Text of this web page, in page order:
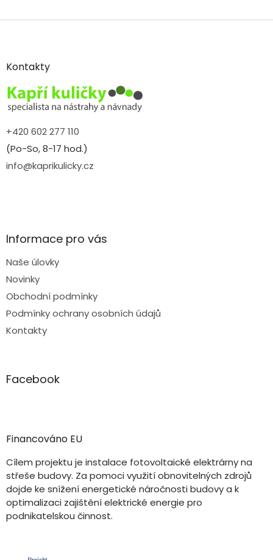
Z
aKontakty
+420 602 277 110
(Po-So, 8-17 hod.)
info@kaprikulicky.cz
Informace pro vás
Naše úlovky
Novinky
Obchodní podmínky
Podmínky ochrany osobních údajů
Kontakty
Facebook
Financováno EU
Cílem projektu je instalace fotovoltaické elektrárny na
střeše budovy. Za pomoci využití obnovitelných zdrojů
dojde ke snížení energetické náročnosti budovy a k
optimalizaci zajištění elektrické energie pro
podnikatelskou činnost.